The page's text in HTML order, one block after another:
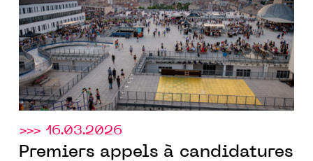
de Mai, Marseille
>>> 16.03.2026
Premiers appels à candidatures